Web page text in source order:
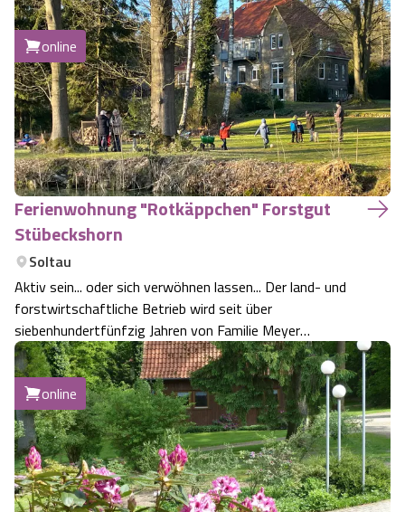
bestimmen dieArchitektur des Hauses. Warme und
harmonische Farben, Naturholz und viel Lichtergeben ein
Ambiente voller Geborgenheit und Ruh…
online
Ferienwohnung "Rotkäppchen" Forstgut
Stübeckshorn
Soltau
Aktiv sein... oder sich verwöhnen lassen... Der land- und
forstwirtschaftliche Betrieb wird seit über
siebenhundertfünfzig Jahren von Familie Meyer
bewirtschaftet. Die Haupterwerbszweige sind die
Forstwirtschaft und der Gästebetrieb. Die Ackerflächen
und Ställe sind verpachtet. Unser familiengere…
online